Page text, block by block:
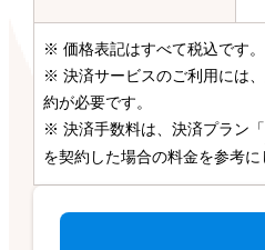
※ 価格表記はすべて税込です。
※ 決済サービスのご利用には
約が必要です。
※ 決済手数料は、決済プラン「
を契約した場合の料金を参考に